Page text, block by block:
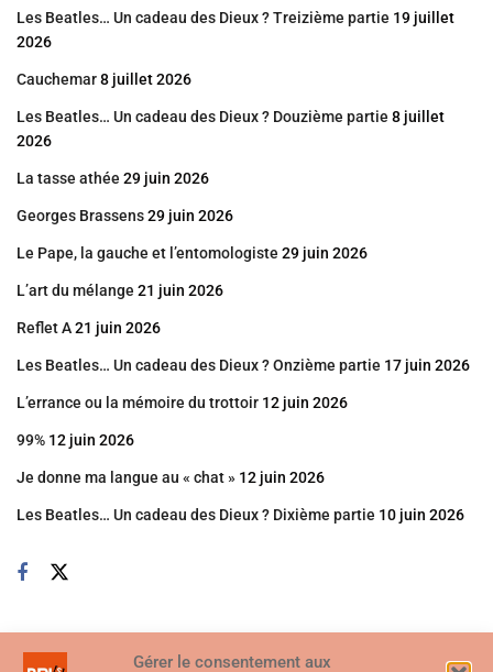
Gérer le consentement aux
Les Beatles… Un cadeau des Dieux ? Treizième partie 19 juillet
2026
Cauchemar8 juillet 2026
Les Beatles… Un cadeau des Dieux ? Douzième partie 8 juillet
2026
La tasse athée 29 juin 2026
Georges Brassens29 juin 2026
Le Pape, la gauche et l’entomologiste 29 juin 2026
L’art du mélange 21 juin 2026
Reflet A21 juin 2026
Les Beatles… Un cadeau des Dieux ? Onzième partie 17 juin 2026
L’errance ou la mémoire du trottoir 12 juin 2026
99% 12 juin 2026
Je donne ma langue au « chat » 12 juin 2026
Les Beatles… Un cadeau des Dieux ? Dixième partie 10 juin 2026